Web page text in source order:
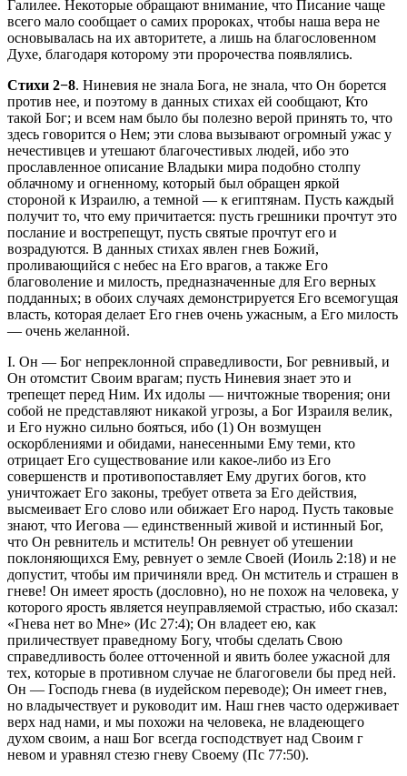
Галилее. Некоторые обращают внимание, что Писание чаще
всего мало сообщает о самих пророках, чтобы наша вера не
основывалась на их авторитете, а лишь на благословенном
Духе, благодаря которому эти пророчества появлялись.
Стихи 2−8. Ниневия не знала Бога, не знала, что Он борется
против нее, и поэтому в данных стихах ей сообщают, Кто
такой Бог; и всем нам было бы полезно верой принять то, что
здесь говорится о Нем; эти слова вызывают огромный ужас у
нечестивцев и утешают благочестивых людей, ибо это
прославленное описание Владыки мира подобно столпу
облачному и огненному, который был обращен яркой
стороной к Израилю, а темной — к египтянам. Пусть каждый
получит то, что ему причитается: пусть грешники прочтут это
послание и вострепещут, пусть святые прочтут его и
возрадуются. В данных стихах явлен гнев Божий,
проливающийся с небес на Его врагов, а также Его
благоволение и милость, предназначенные для Его верных
подданных; в обоих случаях демонстрируется Его всемогущая
власть, которая делает Его гнев очень ужасным, а Его милость
— очень желанной.
I. Он — Бог непреклонной справедливости, Бог ревнивый, и
Он отомстит Своим врагам; пусть Ниневия знает это и
трепещет перед Ним. Их идолы — ничтожные творения; они
собой не представляют никакой угрозы, а Бог Израиля велик,
и Его нужно сильно бояться, ибо (1) Он возмущен
оскорблениями и обидами, нанесенными Ему теми, кто
отрицает Его существование или какое-либо из Его
совершенств и противопоставляет Ему других богов, кто
уничтожает Его законы, требует ответа за Его действия,
высмеивает Его слово или обижает Его народ. Пусть таковые
знают, что Иегова — единственный живой и истинный Бог,
что Он ревнитель и мститель! Он ревнует об утешении
поклоняющихся Ему, ревнует о земле Своей (Иоиль 2:18) и не
допустит, чтобы им причиняли вред. Он мститель и страшен в
гневе! Он имеет ярость (дословно), но не похож на человека, у
которого ярость является неуправляемой страстью, ибо сказал:
«Гнева нет во Мне» (Ис 27:4); Он владеет ею, как
приличествует праведному Богу, чтобы сделать Свою
справедливость более отточенной и явить более ужасной для
тех, которые в противном случае не благоговели бы пред ней.
Он — Господь гнева (в иудейском переводе); Он имеет гнев,
но владычествует и руководит им. Наш гнев часто одерживает
верх над нами, и мы похожи на человека, не владеющего
духом своим, а наш Бог всегда господствует над Своим г
невом и уравнял стезю гневу Своему (Пс 77:50).